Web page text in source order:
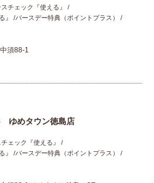
チェック『使える』
』
バースデー特典（ポイントプラス）
須88-1
ゆめタウン徳島店
ェック『使える』
』
バースデー特典（ポイントプラス）